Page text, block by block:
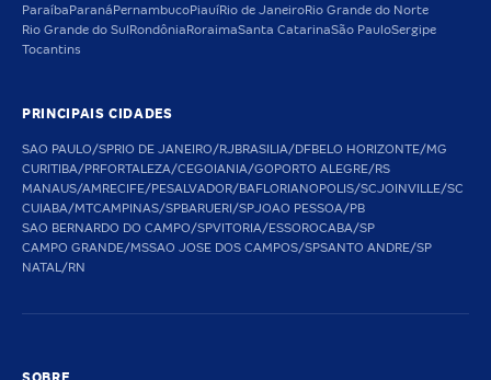
Paraíba Paraná PernambucoPiauíRio de JaneiroRio Grande do Norte
Rio Grande do Sul Rondônia RoraimaSanta CatarinaSão PauloSergipe
Tocantins
PRINCIPAIS CIDADES
SAO PAULO/SPRIO DE JANEIRO/RJBRASILIA/DFBELO HORIZONTE/MG
CURITIBA/PRFORTALEZA/CEGOIANIA/GOPORTO ALEGRE/RS
MANAUS/AMRECIFE/PESALVADOR/BAFLORIANOPOLIS/SCJOINVILLE/SC
CUIABA/MTCAMPINAS/SPBARUERI/SPJOAO PESSOA/PB
SAO BERNARDO DO CAMPO/SPVITORIA/ESSOROCABA/SP
CAMPO GRANDE/MSSAO JOSE DOS CAMPOS/SPSANTO ANDRE/SP
NATAL/RN